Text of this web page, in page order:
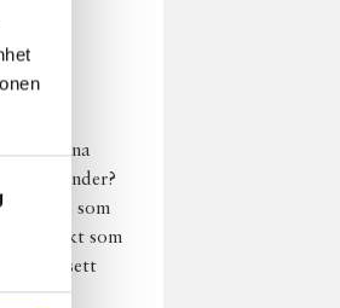
från dina
mjölkbönder?
varm som
perfekt som
oavsett